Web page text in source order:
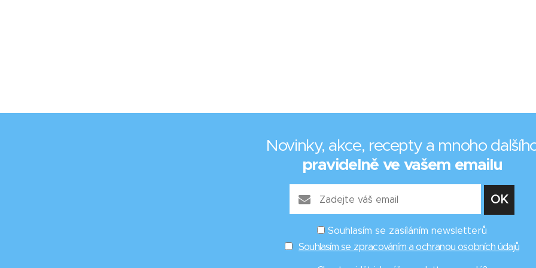
Novinky, akce, recepty a mnoho
pravidelně ve vašem emailu
Souhlasím se zasíláním newsletterů
Souhlasím se zpracováním a ochranou osobních údajů